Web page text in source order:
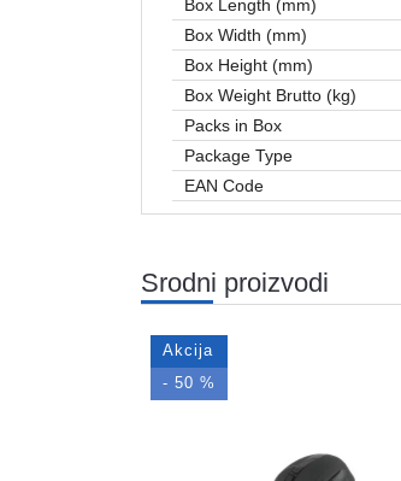
Box Length (mm)
Box Width (mm)
Box Height (mm)
Box Weight Brutto (kg)
Packs in Box
Package Type
EAN Code
Srodni proizvodi
Akcija
- 50 %